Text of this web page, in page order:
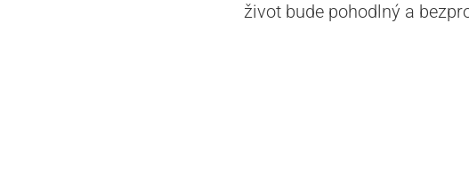
život bude pohodlný a